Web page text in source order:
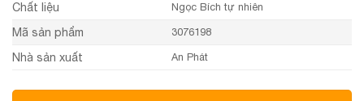
Chất liệu Ngọc Bích tự nhiên
Mã sản phẩm 3076198
Nhà sản xuất An Phát